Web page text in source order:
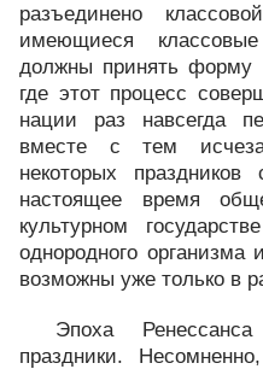
разъединено
имеющиеся
должны принять форму
где этот процесс
нации раз навсегда
вместе с тем
некоторых
настоящее время
культурном
однородного
возможны уже только в
Эпоха
праздники.